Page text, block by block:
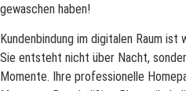
gewaschen haben!
Kundenbindung im digitalen Raum
Sie entsteht nicht über Nacht,
Momente. Ihre professionelle